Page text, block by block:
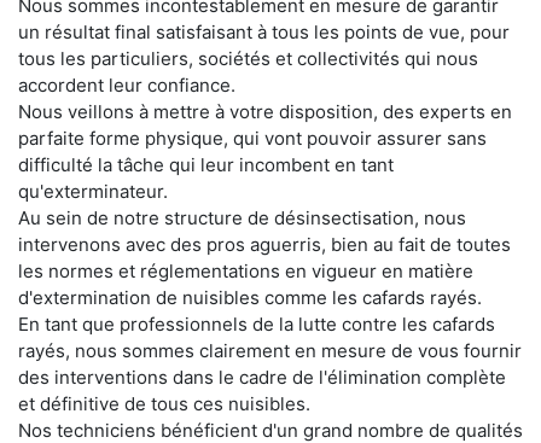
Nous sommes incontestablement en mesure de garantir
un résultat final satisfaisant à tous les points de vue, pour
tous les particuliers, sociétés et collectivités qui nous
accordent leur confiance.
Nous veillons à mettre à votre disposition, des experts en
parfaite forme physique, qui vont pouvoir assurer sans
difficulté la tâche qui leur incombent en tant
qu'exterminateur.
Au sein de notre structure de désinsectisation, nous
intervenons avec des pros aguerris, bien au fait de toutes
les normes et réglementations en vigueur en matière
d'extermination de nuisibles comme les cafards rayés.
En tant que professionnels de la lutte contre les cafards
rayés, nous sommes clairement en mesure de vous fournir
des interventions dans le cadre de l'élimination complète
et définitive de tous ces nuisibles.
Nos techniciens bénéficient d'un grand nombre de qualités